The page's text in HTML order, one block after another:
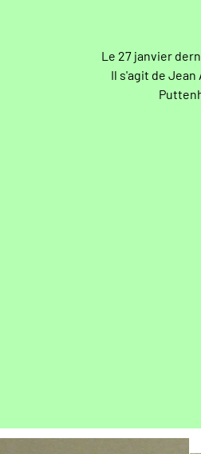
Le 27 janvier
Il s'agit de Jean